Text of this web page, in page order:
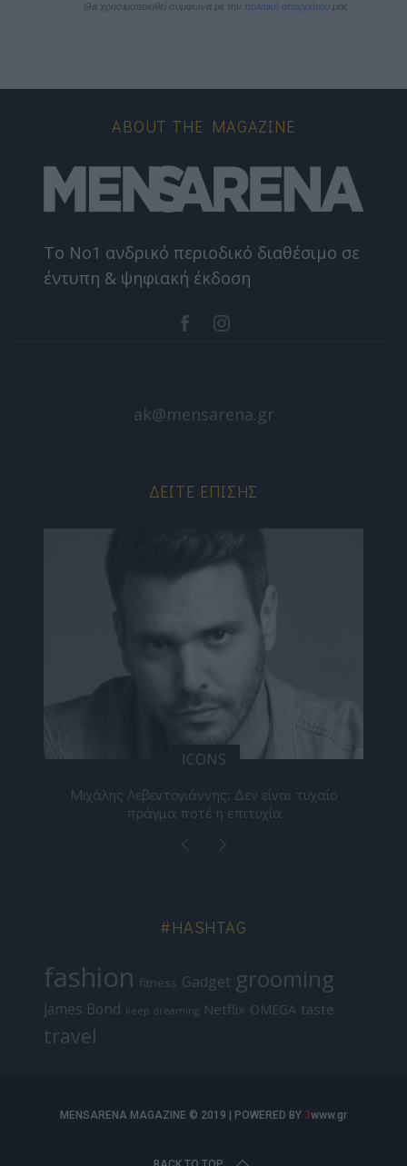
Θα χρησιμοποιηθεί σύμφωνα με την πολιτική απορρήτου μας
ABOUT THE MAGAZINE
Το Nο1 ανδρικό περιοδικό διαθέσιμο σε
έντυπη & ψηφιακή έκδοση
ak@mensarena.gr
ΔΕΊΤΕ ΕΠΊΣΗΣ
ICONS
Μιχάλης Λεβεντογιάννης: Δεν είναι τυχαίο
πράγμα ποτέ η επιτυχία
#HASHTAG
fashion fitness Gadget grooming
James Bond keep dreaming Netflix OMEGA taste
travel
MENSARENA MAGAZINE © 2019 | POWERED BY 3www.gr